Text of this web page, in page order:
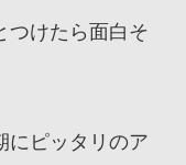
つけたら面白そ
にピッタリのア